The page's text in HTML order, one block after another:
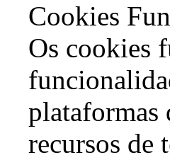
Cookies
Os cookies
plataformas
recursos de